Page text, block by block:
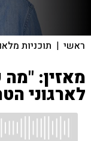
ראשי | תוכניות
מאזין: "מה
לארגוני